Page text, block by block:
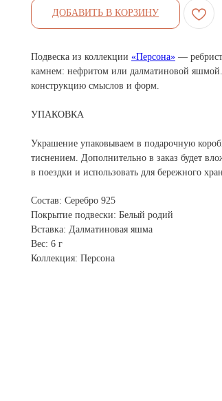
ДОБАВИТЬ В КОРЗИНУ
Подвеска из коллекции «Персона» —
камнем: нефритом или далматиновой яшмой.
конструкцию смыслов и форм.
УПАКОВКА
Украшение упаковываем в подарочную
тиснением. Дополнительно в заказ будет
в поездки и использовать для бережного
Состав: Серебро 925
Покрытие подвески: Белый родий
Вставка: Далматиновая яшма
Вес: 6 г
Коллекция: Персона